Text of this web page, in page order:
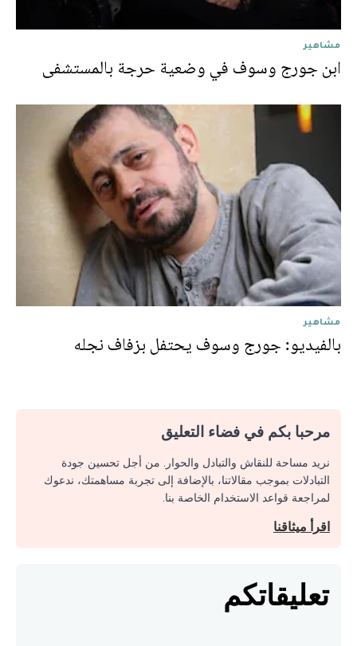
مشاهير
ابن جورج وسوف في وضعية حرجة بالمستشفى
مشاهير
بالفيديو: جورج وسوف يحتفل بزفاف نجله
مرحبا بكم في فضاء التعليق
نريد مساحة للنقاش والتبادل والحوار. من أجل تحسين جودة
التبادلات بموجب مقالاتنا، بالإضافة إلى تجربة مساهمتك، ندعوك
لمراجعة قواعد الاستخدام الخاصة بنا.
اقرأ ميثاقنا
تعليقاتكم